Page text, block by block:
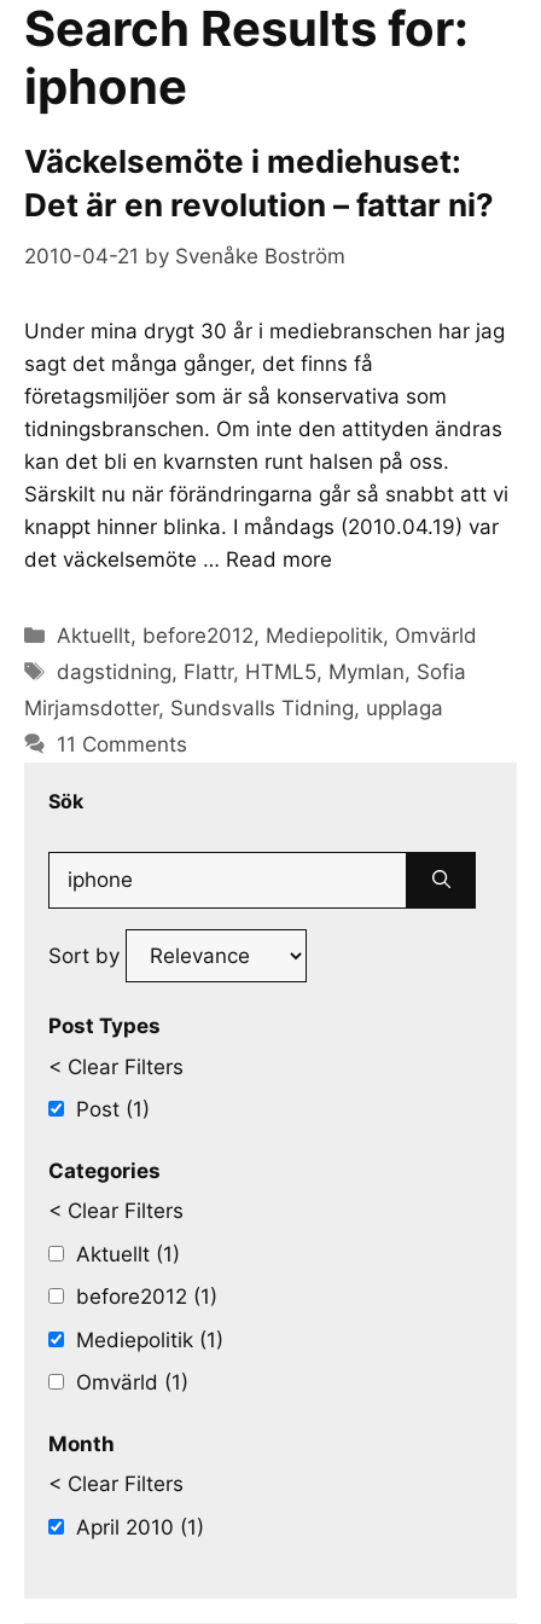
Search Results for:
iphone
Väckelsemöte i mediehuset:
Det är en revolution – fattar ni?
2010-04-21 by Svenåke Boström
Under mina drygt 30 år i mediebranschen har jag
sagt det många gånger, det finns få
företagsmiljöer som är så konservativa som
tidningsbranschen. Om inte den attityden ändras
kan det bli en kvarnsten runt halsen på oss.
Särskilt nu när förändringarna går så snabbt att vi
knappt hinner blinka. I måndags (2010.04.19) var
det väckelsemöte … Read more
Categories
Aktuellt, before2012, Mediepolitik, Omvärld
Tags
dagstidning, Flattr, HTML5, Mymlan, Sofia
Mirjamsdotter, Sundsvalls Tidning, upplaga
11 Comments
Sök
Search
for:
Sort by
Post Types
< Clear Filters
Post (1)
Categories
< Clear Filters
Aktuellt (1)
before2012 (1)
Mediepolitik (1)
Omvärld (1)
Month
< Clear Filters
April 2010 (1)